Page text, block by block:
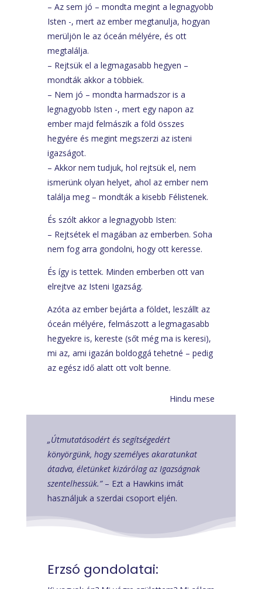
– Az sem jó – mondta megint a legnagyobb
Isten -, mert az ember megtanulja, hogyan
merüljön le az óceán mélyére, és ott
megtalálja.
– Rejtsük el a legmagasabb hegyen –
mondták akkor a többiek.
– Nem jó – mondta harmadszor is a
legnagyobb Isten -, mert egy napon az
ember majd felmászik a föld összes
hegyére és megint megszerzi az isteni
igazságot.
– Akkor nem tudjuk, hol rejtsük el, nem
ismerünk olyan helyet, ahol az ember nem
találja meg – mondták a kisebb Félistenek.
És szólt akkor a legnagyobb Isten:
– Rejtsétek el magában az emberben. Soha
nem fog arra gondolni, hogy ott keresse.
És így is tettek. Minden emberben ott van
elrejtve az Isteni Igazság.
Azóta az ember bejárta a földet, leszállt az
óceán mélyére, felmászott a legmagasabb
hegyekre is, kereste (sőt még ma is keresi),
mi az, ami igazán boldoggá tehetné – pedig
az egész idő alatt ott volt benne.
Hindu mese
„Útmutatásodért és segítségedért
könyörgünk, hogy személyes akaratunkat
átadva, életünket kizárólag az Igazságnak
szentelhessük.”– Ezt a Hawkins imát
használjuk a szerdai csoport eljén.
Erzsó gondolatai: